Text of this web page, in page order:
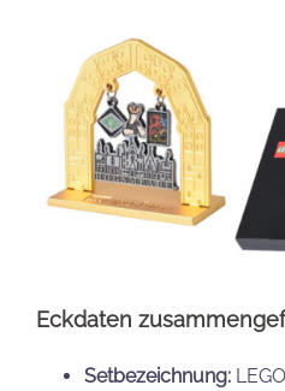
Eckdaten
Setbezeichnung: